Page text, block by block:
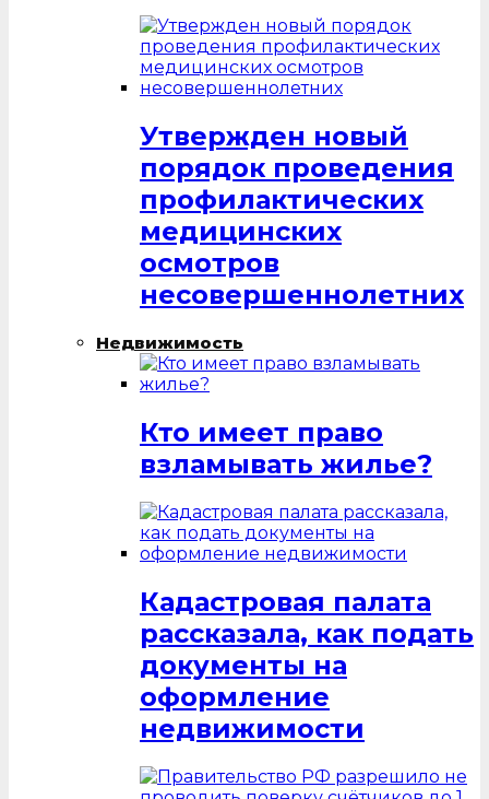
Утвержден новый
порядок проведения
профилактических
медицинских
осмотров
несовершеннолетних
Недвижимость
Кто имеет право
взламывать жилье?
Кадастровая палата
рассказала, как подать
документы на
оформление
недвижимости